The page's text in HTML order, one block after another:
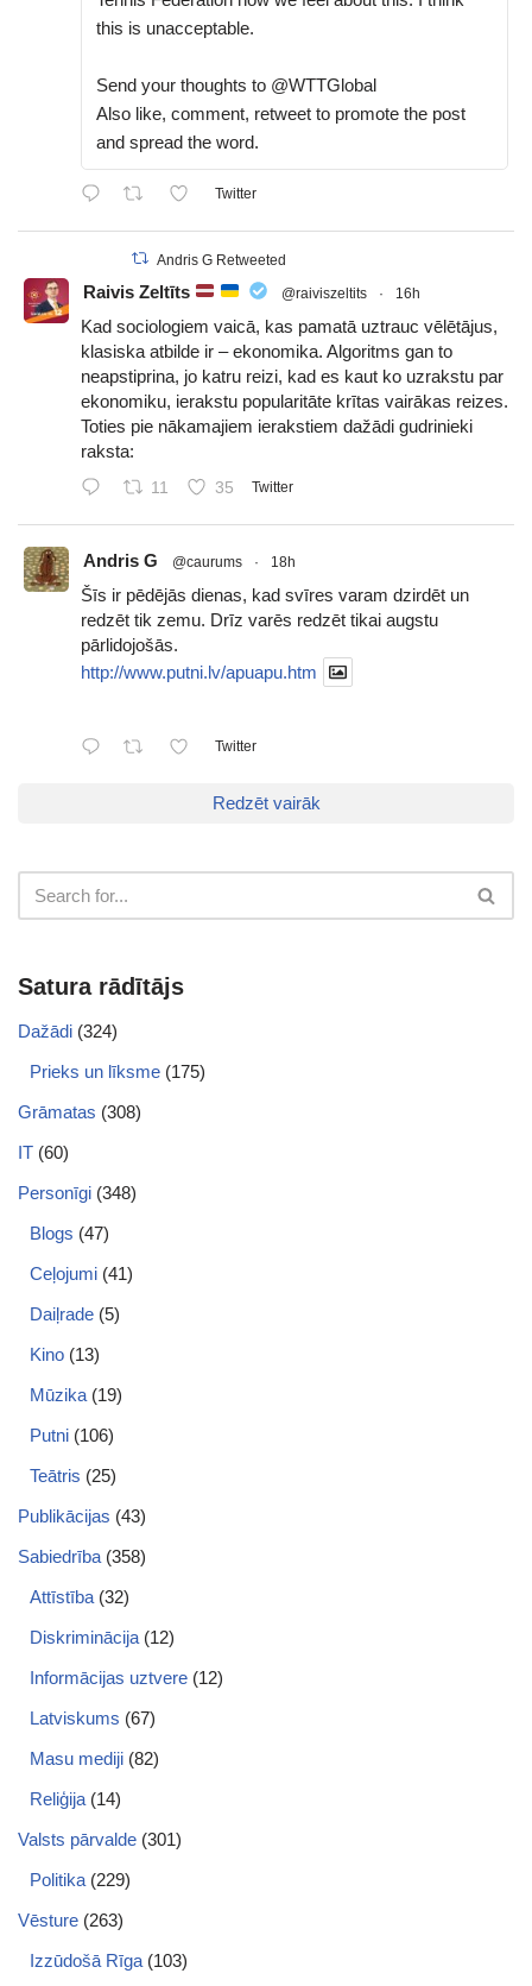
this is unacceptable.
Send your thoughts to @WTTGlobal
Also like, comment, retweet to promote the post
and spread the word.
Twitter
Andris G Retweeted
Raivis Zeltīts @raiviszeltits · 16h
Kad sociologiem vaicā, kas pamatā uztrauc vēlētājus,
klasiska atbilde ir – ekonomika. Algoritms gan to
neapstiprina, jo katru reizi, kad es kaut ko uzrakstu par
ekonomiku, ierakstu popularitāte krītas vairākas reizes.
Toties pie nākamajiem ierakstiem dažādi gudrinieki
raksta:
11 35 Twitter
Andris G @caurums · 18h
Šīs ir pēdējās dienas, kad svīres varam dzirdēt un
redzēt tik zemu. Drīz varēs redzēt tikai augstu
pārlidojošās.
http://www.putni.lv/apuapu.htm
Twitter
Redzēt vairāk
Satura rādītājs
Dažādi (324)
Prieks un līksme (175)
Grāmatas (308)
IT (60)
Personīgi (348)
Blogs (47)
Ceļojumi (41)
Daiļrade (5)
Kino (13)
Mūzika (19)
Putni (106)
Teātris (25)
Publikācijas (43)
Sabiedrība (358)
Attīstība (32)
Diskriminācija (12)
Informācijas uztvere (12)
Latviskums (67)
Masu mediji (82)
Reliģija (14)
Valsts pārvalde (301)
Politika (229)
Vēsture (263)
Izzūdošā Rīga (103)